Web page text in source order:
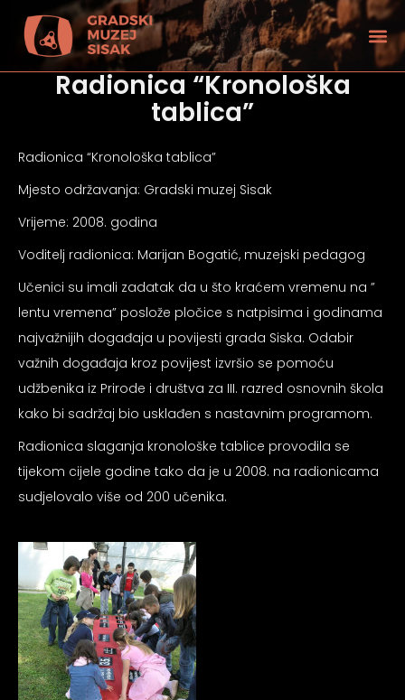
Radionica “Kronološka
tablica”
Radionica “Kronološka tablica”
Mjesto održavanja: Gradski muzej Sisak
Vrijeme: 2008. godina
Voditelj radionica: Marijan Bogatić, muzejski pedagog
Učenici su imali zadatak da u što kraćem vremenu na ”
lentu vremena” poslože pločice s natpisima i godinama
najvažnijih događaja u povijesti grada Siska. Odabir
važnih događaja kroz povijest izvršio se pomoću
udžbenika iz Prirode i društva za III. razred osnovnih škola
kako bi sadržaj bio usklađen s nastavnim programom.
Radionica slaganja kronološke tablice provodila se
tijekom cijele godine tako da je u 2008. na radionicama
sudjelovalo više od 200 učenika.
vida